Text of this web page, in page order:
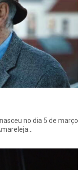
no dia 5 de março